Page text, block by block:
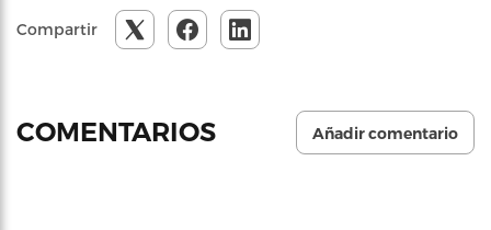
Compartir
COMENTARIOS Añadir comentario